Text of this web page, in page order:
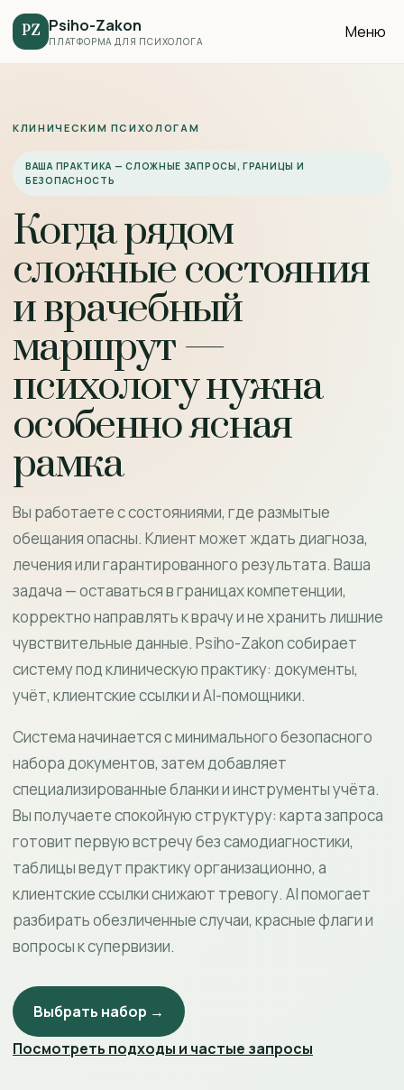
PZ Psiho-Zakon
ПЛАТФОРМА ДЛЯ ПСИХОЛОГА Меню
КЛИНИЧЕСКИМ ПСИХОЛОГАМ
ВАША ПРАКТИКА — СЛОЖНЫЕ ЗАПРОСЫ, ГРАНИЦЫ И
БЕЗОПАСНОСТЬ
Когда рядом
сложные состояния
и врачебный
маршрут —
психологу нужна
особенно ясная
рамка
Вы работаете с состояниями, где размытые
обещания опасны. Клиент может ждать диагноза,
лечения или гарантированного результата. Ваша
задача — оставаться в границах компетенции,
корректно направлять к врачу и не хранить лишние
чувствительные данные. Psiho-Zakon собирает
систему под клиническую практику: документы,
учёт, клиентские ссылки и AI-помощники.
Система начинается с минимального безопасного
набора документов, затем добавляет
специализированные бланки и инструменты учёта.
Вы получаете спокойную структуру: карта запроса
готовит первую встречу без самодиагностики,
таблицы ведут практику организационно, а
клиентские ссылки снижают тревогу. AI помогает
разбирать обезличенные случаи, красные флаги и
вопросы к супервизии.
Выбрать набор →
Посмотреть подходы и частые запросы